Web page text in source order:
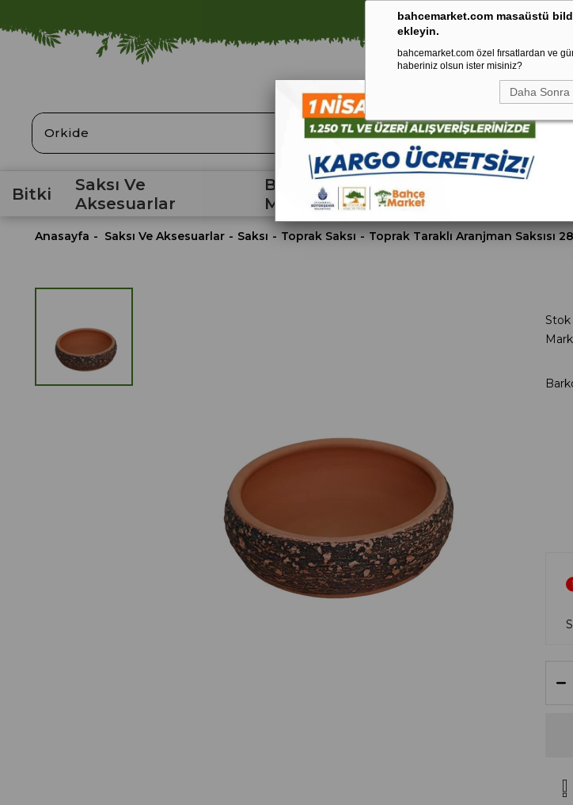
bahcemarket.com masaüstü
ekleyin.
bahcemarket.com özel fırsatlardan ve
haberiniz olsun ister misiniz?
Daha Sonra
⚠️ SATIŞLARIMIZ YALNIZCA İSTANBUL
ARA
Bitki
Saksı Ve
Aksesuarlar
Bahçe
Malzemeleri
Anasayfa Saksı Ve Aksesuarlar Saksı Toprak Saksı Toprak Taraklı Aranjman Saksısı
Stok